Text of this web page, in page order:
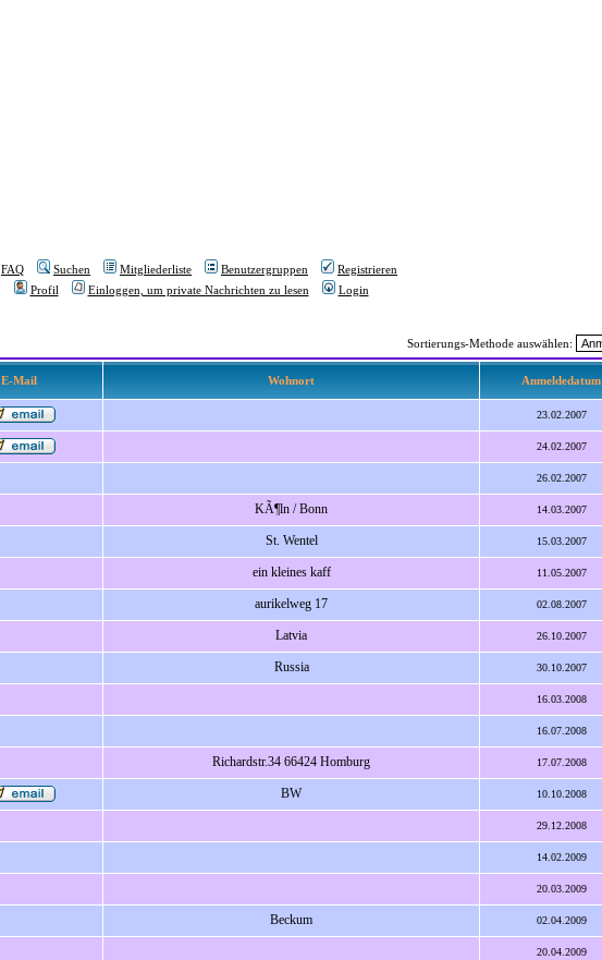
FAQ Suchen Mitgliederliste Benutzergruppen
Registrieren
Profil
Einloggen, um private Nachrichten zu lesen Login
Sortierungs-Methode auswählen:
E-Mail Wohnort Anmeldedatum
23.02.2007
24.02.2007
26.02.2007
KÃ¶ln / Bonn 14.03.2007
St. Wentel 15.03.2007
ein kleines kaff 11.05.2007
aurikelweg 17 02.08.2007
Latvia 26.10.2007
Russia 30.10.2007
16.03.2008
16.07.2008
Richardstr.34 66424 Homburg 17.07.2008
BW 10.10.2008
29.12.2008
14.02.2009
20.03.2009
Beckum 02.04.2009
20.04.2009